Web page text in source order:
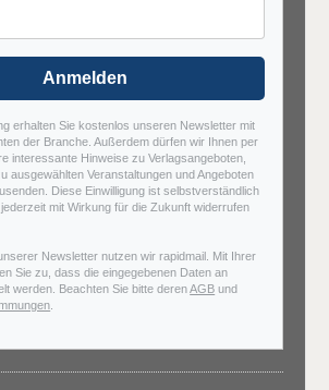
Anmelden
erhalten Sie kostenlos unseren Newsletter mit
der Branche. Außerdem dürfen wir Ihnen per
interessante Hinweise zu Verlagsangeboten,
ausgewählten Veranstaltungen und Angeboten
Diese Einwilligung ist selbstverständlich
mit Wirkung für die Zukunft widerrufen
Newsletter nutzen wir rapidmail. Mit Ihrer
Sie zu, dass die eingegebenen Daten an
werden. Beachten Sie bitte derenAGB und